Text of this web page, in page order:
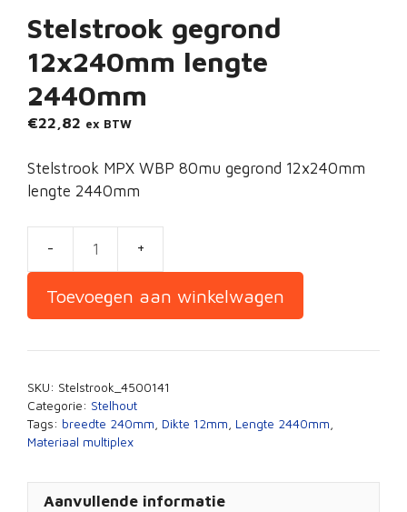
Stelstrook gegrond
12x240mm lengte
2440mm
€22,82 ex BTW
Stelstrook MPX WBP 80mu gegrond 12x240mm
lengte 2440mm
12x240mm
2440mm
Toevoegen aan winkelwagen
SKU: Stelstrook_4500141
Categorie: Stelhout
Tags: breedte 240mm Dikte 12mm Lengte 2440mm
Materiaal multiplex
Aanvullende informatie